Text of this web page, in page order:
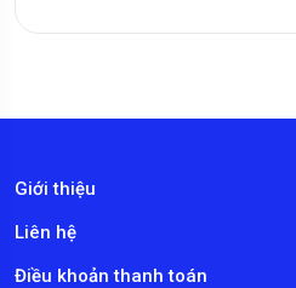
Giới thiệu
Liên hệ
Điều khoản thanh toán